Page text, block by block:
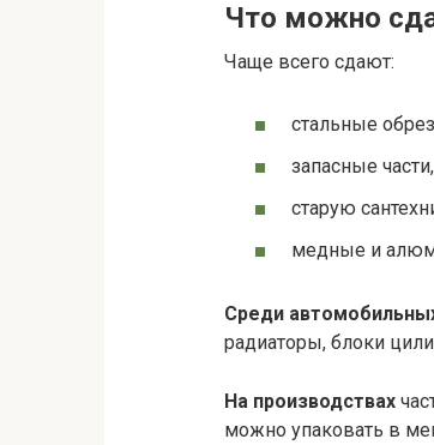
Что можно
Чаще всего сдают:
стальные
запасные
старую
медные и
Среди
радиаторы, блоки
На производствах
можно упаковать в